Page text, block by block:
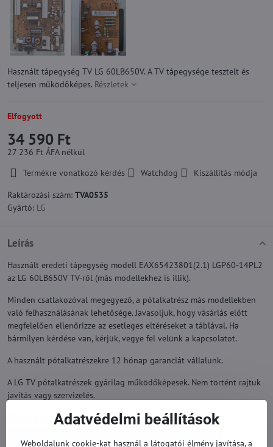
Használt tápegység TV LG 60LB650V. A TV tápegysége tesztelt és
teljesen működőképes. Részletek
Elfogyott
34 590 Ft
27 236 Ft ÁFA nélkül
Termékre vonatkozó kérdés
Watchdog
Kiszállítás módja
Raktározási szám: TVA0535
Gyártó: LG
Leírás
Használt eredeti tápegység modell EAX65423801(2.1) LGP60-14PL2
az LG 60LB650V TV-ről (más modellekhez is illik).
Minden csatlakozóval megegyező, a pótalkatrész más modellekben
való felhasználásának lehetősége. Javasoljuk, hogy vásárlás előtt
megfelelően ellenőrizze az esetleges eltéréseket a táblával. Ha
bármilyen kérdése van, kérjük, vegye fel velünk a kapcsolatot.
A használt pótalkatrészekre 12 hónap garanciát vállalunk.
A LG TV pótalkatrészek gyárilag működőképesek. Nem történt rajtuk
javítás vagy szervizelés.
Továbbiak a kategóriából
Adatvédelmi beállítások
Weboldalunk cookie-kat használ a látogatói élmény javítása, a